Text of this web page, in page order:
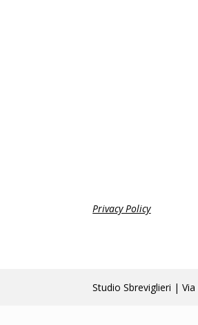
Privacy Policy
Studio Sbreviglieri |